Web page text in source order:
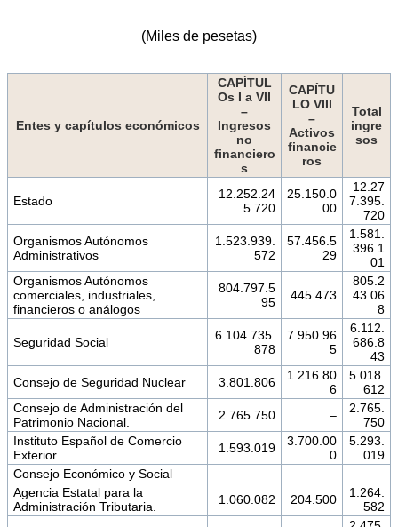
(Miles de pesetas)
Entes y capítulos económicos
CAPÍTUL
Os I a VII
–
Ingresos
no
financiero
s
CAPÍTU
LO VIII
–
Activos
financie
ros
Total
ingre
sos
Estado
12.252.24
5.720
25.150.0
00
12.27
7.395.
720
Organismos Autónomos
Administrativos
1.523.939.
572
57.456.5
29
1.581.
396.1
01
Organismos Autónomos
comerciales, industriales,
financieros o análogos
804.797.5
95
445.473
805.2
43.06
8
Seguridad Social
6.104.735.
878
7.950.96
5
6.112.
686.8
43
Consejo de Seguridad Nuclear
3.801.806
1.216.80
6
5.018.
612
Consejo de Administración del
Patrimonio Nacional.
2.765.750 –
2.765.
750
Instituto Español de Comercio
Exterior
1.593.019
3.700.00
0
5.293.
019
Consejo Económico y Social
– –
–
Agencia Estatal para la
Administración Tributaria.
1.060.082 204.500
1.264.
582